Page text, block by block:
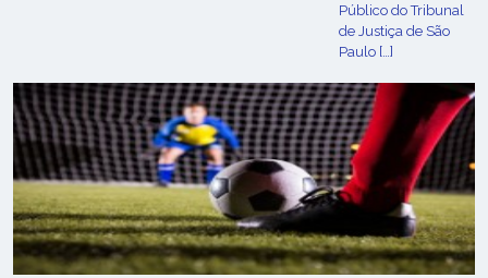
Público do Tribunal
de Justiça de São
Paulo […]